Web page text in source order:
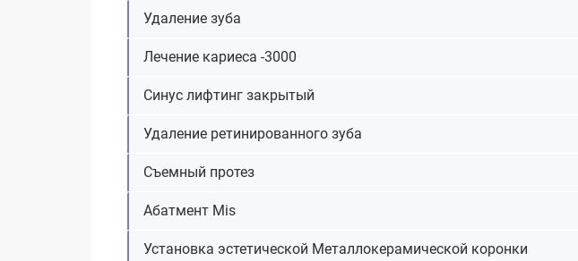
Удаление зуба
Лечение кариеса -3000
Синус лифтинг закрытый
Удаление ретинированного зуба
Съемный протез
Абатмент Мis
Установка эстетической Металлокерамической коронки